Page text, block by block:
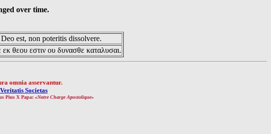
over time.
est, non poteritis dissolvere.
θεου εστιν ου δυνασθε καταλυσαι.
omnia asservantur.
Societas
Pius X Papa: «Notre Charge Apostolique»